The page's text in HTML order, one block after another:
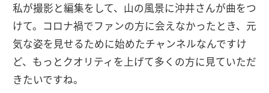
私が撮影と編集をして、山の風景に沖井さんが曲をつ
けて。コロナ禍でファンの方に会えなかったとき、元
気な姿を見せるために始めたチャンネルなんですけ
ど、もっとクオリティを上げて多くの方に見ていただ
きたいですね。